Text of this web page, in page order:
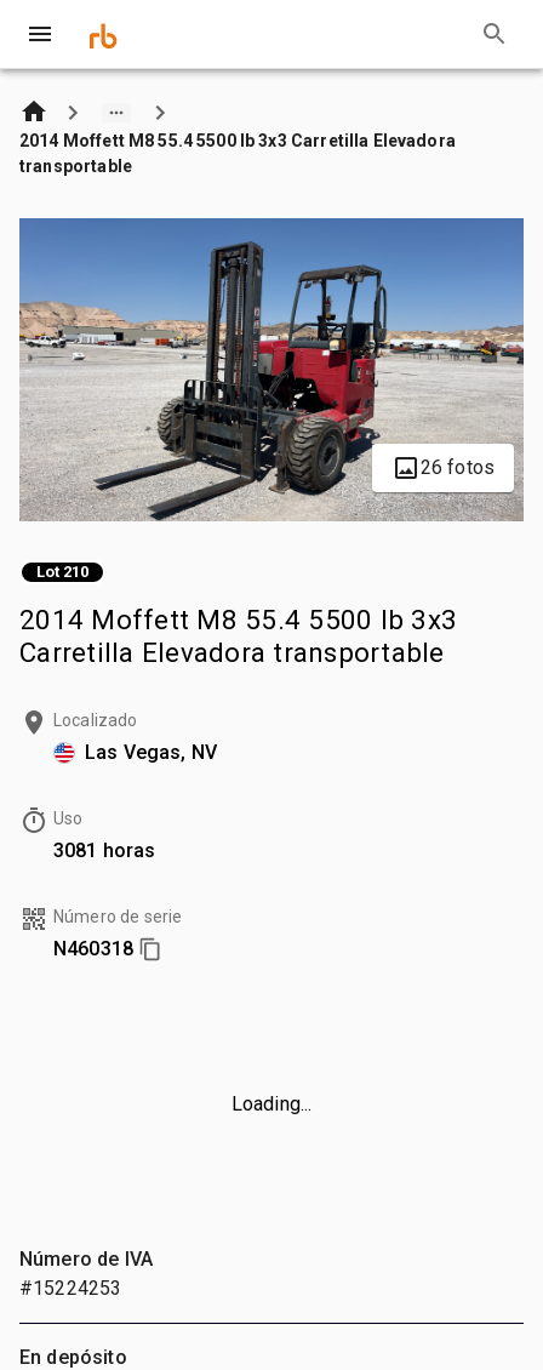
2014 Moffett M8 55.4 5500 lb 3x3 Carretilla Elevadora
transportable
26 fotos
Lot 210
2014 Moffett M8 55.4 5500 lb 3x3
Carretilla Elevadora transportable
Localizado
Las Vegas, NV
Uso
3081 horas
Número de serie
N460318
Loading...
Número de IVA
#15224253
En depósito